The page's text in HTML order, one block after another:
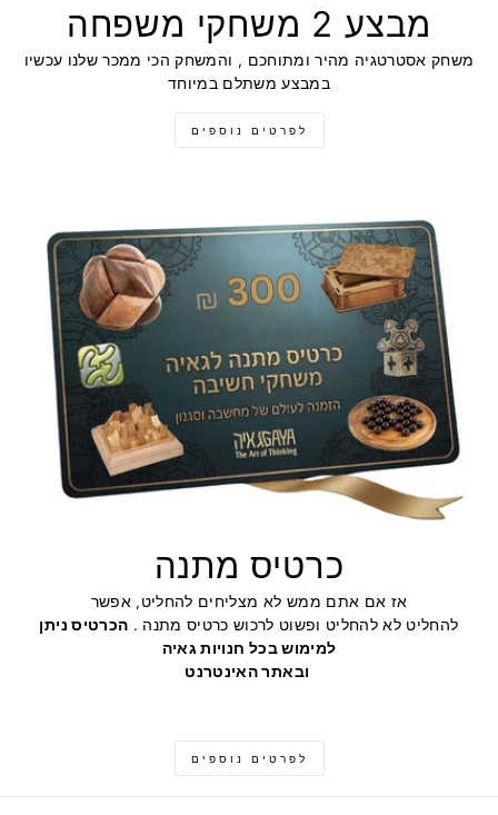
מבצע 2 משחקי משפחה
משחק אסטרטגיה מהיר ומתוחכם , והמשחק הכי ממכר שלנו עכשיו
במבצע משתלם במיוחד
לפרטים נוספים
כרטיס מתנה
אז אם אתם ממש לא מצליחים להחליט, אפשר
להחליט לא להחליט ופשוט לרכוש כרטיס מתנה . הכרטיס ניתן
למימוש בכל חנויות גאיה
לפרטים נוספים